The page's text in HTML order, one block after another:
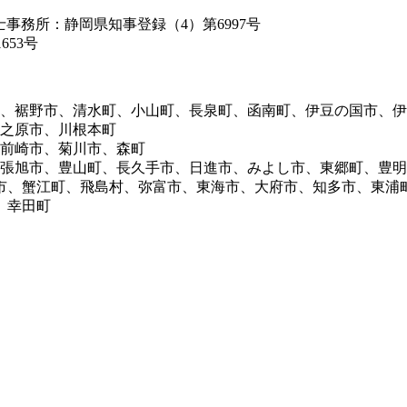
務所：静岡県知事登録（4）第6997号
号
裾野市、清水町、小山町、長泉町、函南町、伊豆の国市、
原市、川根本町
崎市、菊川市、森町
旭市、豊山町、長久手市、日進市、みよし市、東郷町、豊
蟹江町、飛島村、弥富市、東海市、大府市、知多市、東
幸田町